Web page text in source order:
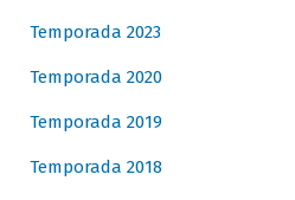
Temporada 2023
Temporada 2020
Temporada 2019
Temporada 2018